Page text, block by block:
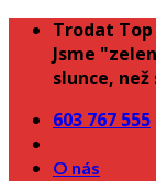
Skip
content
Trodat
Jsme
slunce,
603 767 555
O nás